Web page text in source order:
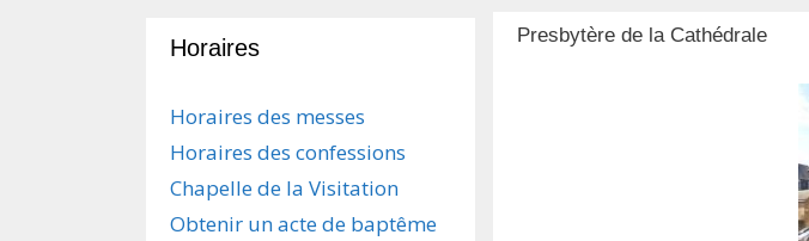
Presbytère de la Cathédrale
Horaires
Horaires des messes
Horaires des confessions
Chapelle de la Visitation
Obtenir un acte de baptême